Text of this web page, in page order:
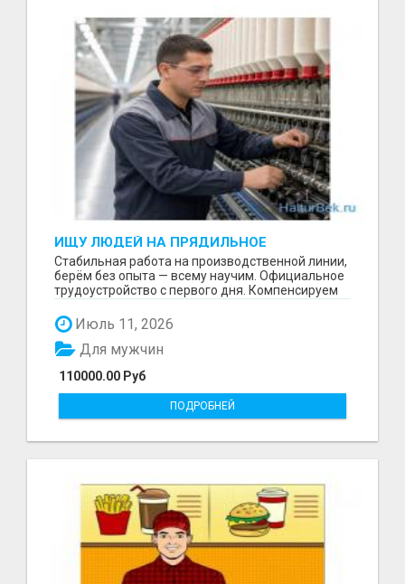
ИЩУ ЛЮДЕЙ НА ПРЯДИЛЬНОЕ
ПРОИЗВОДСТВО В ЖИЛИНО-2
(ЛЮБЕРЦЫ), ФАБРИКА «ПЕХОРСКИЙ
ТЕКСТИЛЬ»
Стабильная работа на производственной линии,
берём без опыта — всему научим. Официальное
трудоустройство с первого дня. Компенсируем
Июль 11, 2026
110000.00 Руб
Для мужчин
ПОДРОБНЕЙ